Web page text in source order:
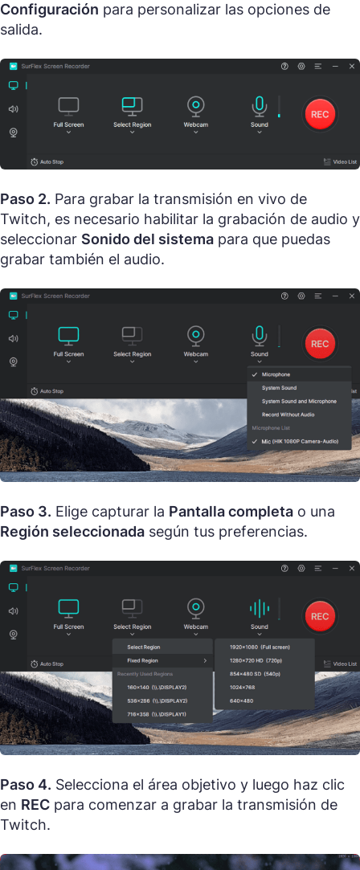
Configuración para personalizar las opciones de
salida.
Paso 2. Para grabar la transmisión en vivo de
Twitch, es necesario habilitar la grabación de audio y
seleccionar Sonido del sistema para que puedas
grabar también el audio.
Paso 3. Elige capturar la Pantalla completa o una
Región seleccionada según tus preferencias.
Paso 4. Selecciona el área objetivo y luego haz clic
en REC para comenzar a grabar la transmisión de
Twitch.